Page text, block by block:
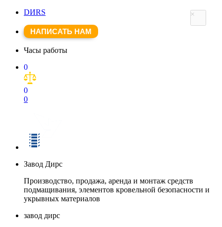
DИRS
НАПИСАТЬ НАМ
Часы работы
0
0
0
Завод Дирс
Производство, продажа, аренда и монтаж средств
подмащивания, элементов кровельной безопасности и
укрывных материалов
завод дирс
×